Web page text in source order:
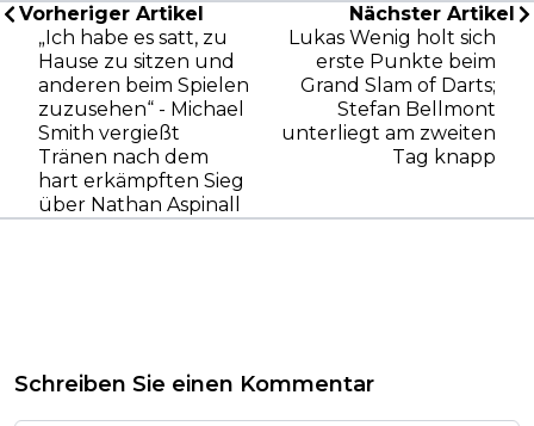
Vorheriger Artikel
„Ich habe es satt, zu
Hause zu sitzen und
anderen beim Spielen
zuzusehen“ - Michael
Smith vergießt
Tränen nach dem
hart erkämpften Sieg
über Nathan Aspinall
Nächster Artikel
Lukas Wenig holt sich
erste Punkte beim
Grand Slam of Darts;
Stefan Bellmont
unterliegt am zweiten
Tag knapp
Schreiben Sie einen Kommentar